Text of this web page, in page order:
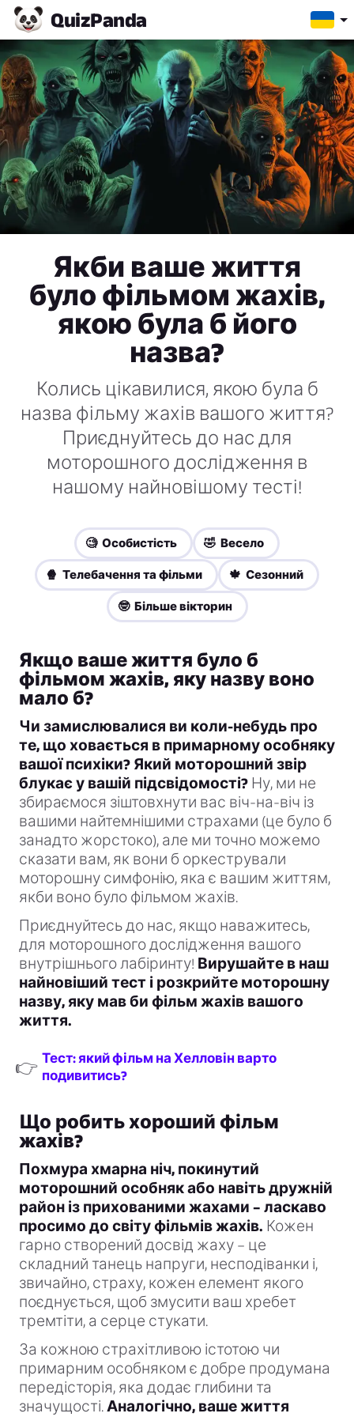
QuizPanda
Якби ваше життя
було фільмом жахів,
якою була б його
назва?
Колись цікавилися, якою була б
назва фільму жахів вашого життя?
Приєднуйтесь до нас для
моторошного дослідження в
нашому найновішому тесті!
🧐 Особистість 🤣 Весело
🍿 Телебачення та фільми 🍁 Сезонний
🤓 Більше вікторин
Якщо ваше життя було б
фільмом жахів, яку назву воно
мало б?
Чи замислювалися ви коли-небудь про
те, що ховається в примарному особняку
вашої психіки? Який моторошний звір
блукає у вашій підсвідомості? Ну, ми не
збираємося зіштовхнути вас віч-на-віч із
вашими найтемнішими страхами (це було б
занадто жорстоко), але ми точно можемо
сказати вам, як вони б оркестрували
моторошну симфонію, яка є вашим життям,
якби воно було фільмом жахів.
Приєднуйтесь до нас, якщо наважитесь,
для моторошного дослідження вашого
внутрішнього лабіринту! Вирушайте в наш
найновіший тест і розкрийте моторошну
назву, яку мав би фільм жахів вашого
життя.
👉 Тест: який фільм на Хелловін варто
подивитись?
Що робить хороший фільм
жахів?
Похмура хмарна ніч, покинутий
моторошний особняк або навіть дружній
район із прихованими жахами – ласкаво
просимо до світу фільмів жахів. Кожен
гарно створений досвід жаху – це
складний танець напруги, несподіванки і,
звичайно, страху, кожен елемент якого
поєднується, щоб змусити ваш хребет
тремтіти, а серце стукати.
За кожною страхітливою істотою чи
примарним особняком є добре продумана
передісторія, яка додає глибини та
значущості.Аналогічно, ваше життя